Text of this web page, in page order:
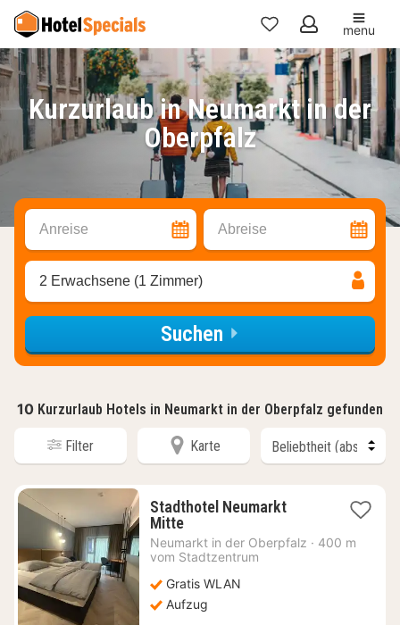
Meine
Favoriten
menu
Kurzurlaub in Neumarkt in der
Oberpfalz
Anreise Abreise
2 Erwachsene (1 Zimmer)
Suchen
10 Kurzurlaub Hotels in Neumarkt in der Oberpfalz gefunden
Filter Karte
Stadthotel Neumarkt
Mitte1
Nacht
ab
€
Neumarkt in der Oberpfalz · 400 m
vom Stadtzentrum
Gratis WLAN
Aufzug